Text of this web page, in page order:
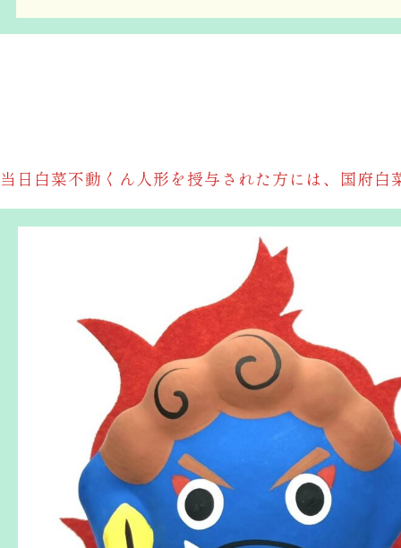
当日白菜不動くん人形を授与された方には、国府白